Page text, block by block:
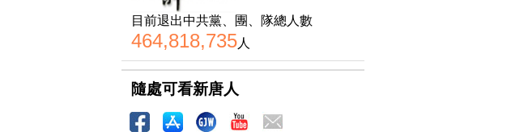
目前退出中共黨、團、隊總人數
464,818,735人
隨處可看新唐人